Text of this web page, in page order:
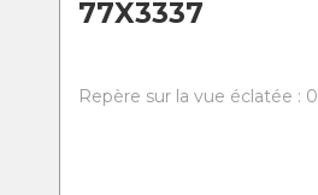
77X3337
Repère sur la vue éclatée : 0